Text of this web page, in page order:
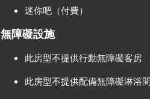
迷你吧（付費）
無障礙設施
此房型不提供行動無障礙客房
此房型不提供配備無障礙淋浴